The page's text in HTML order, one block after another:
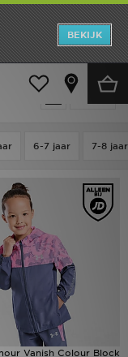
BEKIJK
6-7 jaar 7-8 jaar
Vanish Colour Block